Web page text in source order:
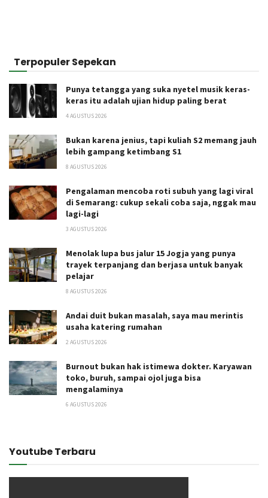
Terpopuler Sepekan
Punya tetangga yang suka nyetel musik keras-
keras itu adalah ujian hidup paling berat
4 AGUSTUS 2026
Bukan karena jenius, tapi kuliah S2 memang jauh
lebih gampang ketimbang S1
8 AGUSTUS 2026
Pengalaman mencoba roti subuh yang lagi viral
di Semarang: cukup sekali coba saja, nggak mau
lagi-lagi
3 AGUSTUS 2026
Menolak lupa bus jalur 15 Jogja yang punya
trayek terpanjang dan berjasa untuk banyak
pelajar
8 AGUSTUS 2026
Andai duit bukan masalah, saya mau merintis
usaha katering rumahan
2 AGUSTUS 2026
Burnout bukan hak istimewa dokter. Karyawan
toko, buruh, sampai ojol juga bisa
mengalaminya
6 AGUSTUS 2026
Youtube Terbaru